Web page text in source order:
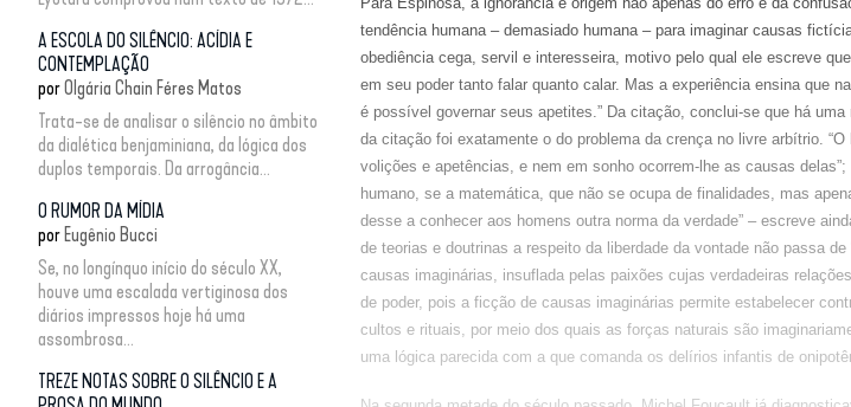
A ESCOLA DO SILÊNCIO: ACÍDIA E
CONTEMPLAÇÃO
porOlgária Chain Féres Matos
Trata-se de analisar o silêncio no âmbito
da dialética benjaminiana, da lógica dos
duplos temporais. Da arrogância...
O RUMOR DA MÍDIA
por Eugênio Bucci
Se, no longínquo início do século XX,
houve uma escalada vertiginosa dos
diários impressos hoje há uma
assombrosa...
TREZE NOTAS SOBRE O SILÊNCIO E A
tendência humana – demasiado humana – para imaginar causas
obediência cega, servil e interesseira, motivo pelo qual ele escreve
em seu poder tanto falar quanto calar. Mas a experiência ensina que
é possível governar seus apetites.” Da citação, conclui-se que há
da citação foi exatamente o do problema da crença no livre arbítrio.
volições e apetências, e nem em sonho ocorrem-lhe as causas
humano, se a matemática, que não se ocupa de finalidades, mas
desse a conhecer aos homens outra norma da verdade” – escreve
de teorias e doutrinas a respeito da liberdade da vontade não passa
causas imaginárias, insuflada pelas paixões cujas verdadeiras
de poder, pois a ficção de causas imaginárias permite estabelecer
cultos e rituais, por meio dos quais as forças naturais são
uma lógica parecida com a que comanda os delírios infantis de